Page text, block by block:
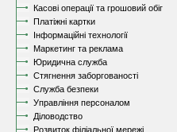
Касові операції та грошовий обіг
Платіжні картки
Інформаційні технології
Маркетинг та реклама
Юридична служба
Стягнення заборгованості
Служба безпеки
Управління персоналом
Діловодство
Розвиток філіальної мережі